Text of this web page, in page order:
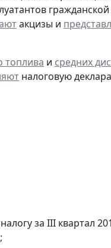
акцизы и
топлива и средних
налоговую
за III квартал